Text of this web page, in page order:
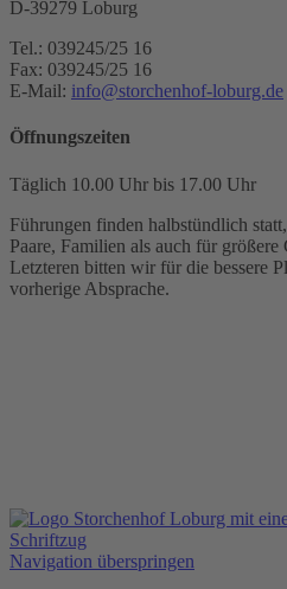
D-39279 Loburg
Tel.: 039245/25 16
Fax: 039245/25 16
E-Mail: info@storchenhof-loburg.de
Öffnungszeiten
Täglich 10.00 Uhr bis 17.00 Uhr
Führungen finden halbstündlich
Paare, Familien als auch für
Letzteren bitten wir für die bessere
vorherige Absprache.
Navigation überspringen